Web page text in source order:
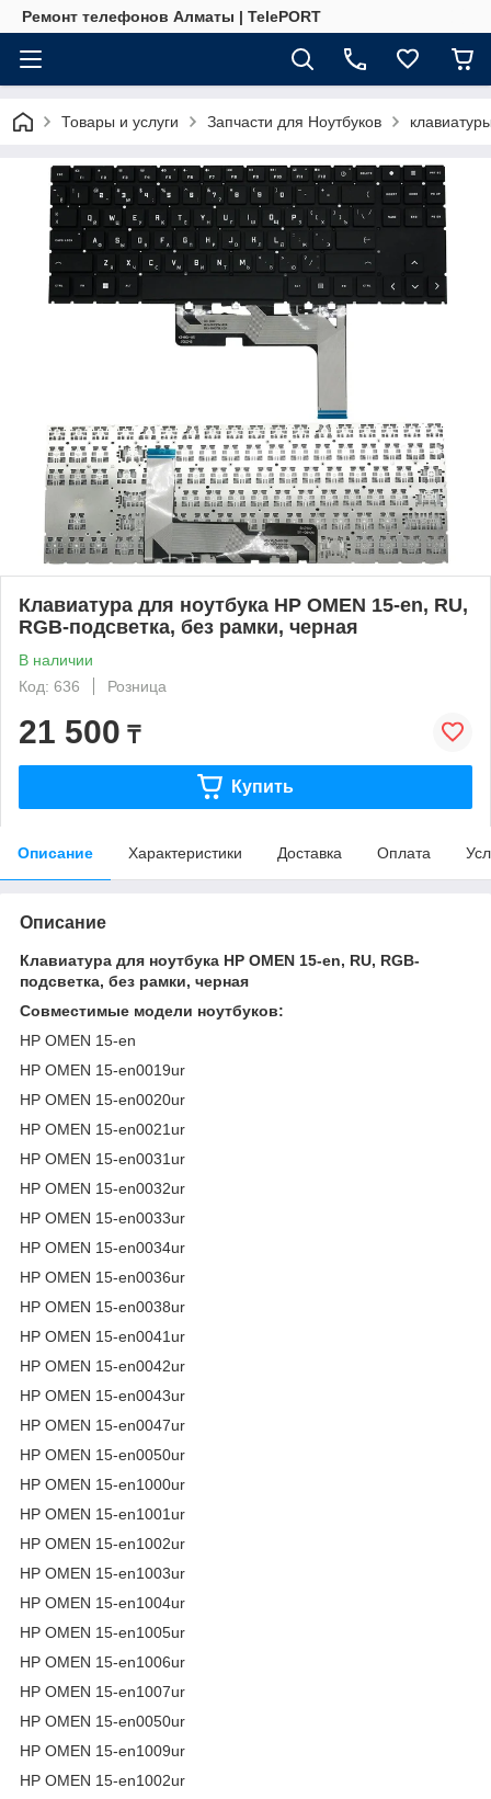
Ремонт телефонов Алматы | TelePORT
Товары и услуги Запчасти для Ноутбуков
Клавиатура для ноутбука HP OMEN 15-en, RU,
RGB-подсветка, без рамки, черная
В наличии
Код: 636
Розница
21 500 ₸
Купить
Описание Характеристики Доставка Оплата
Описание
Клавиатура для ноутбука HP OMEN 15-en, RU, RGB-
подсветка, без рамки, черная
Совместимые модели ноутбуков:
HP OMEN 15-en
HP OMEN 15-en0019ur
HP OMEN 15-en0020ur
HP OMEN 15-en0021ur
HP OMEN 15-en0031ur
HP OMEN 15-en0032ur
HP OMEN 15-en0033ur
HP OMEN 15-en0034ur
HP OMEN 15-en0036ur
HP OMEN 15-en0038ur
HP OMEN 15-en0041ur
HP OMEN 15-en0042ur
HP OMEN 15-en0043ur
HP OMEN 15-en0047ur
HP OMEN 15-en0050ur
HP OMEN 15-en1000ur
HP OMEN 15-en1001ur
HP OMEN 15-en1002ur
HP OMEN 15-en1003ur
HP OMEN 15-en1004ur
HP OMEN 15-en1005ur
HP OMEN 15-en1006ur
HP OMEN 15-en1007ur
HP OMEN 15-en0050ur
HP OMEN 15-en1009ur
HP OMEN 15-en1002ur